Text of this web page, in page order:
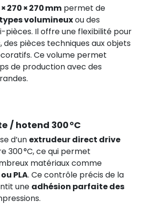
132,50
270 × 270 mm permet de
volumineuxou des
pièces. Il offre une flexibilité pour
des pièces techniques aux objets
Ce volume permet
de production avec des
/ hotend 300 °C
d’un extrudeur direct drive
300 °C, ce qui permet
matériaux comme
PLA. Ce contrôle précis de la
une adhésion parfaite des